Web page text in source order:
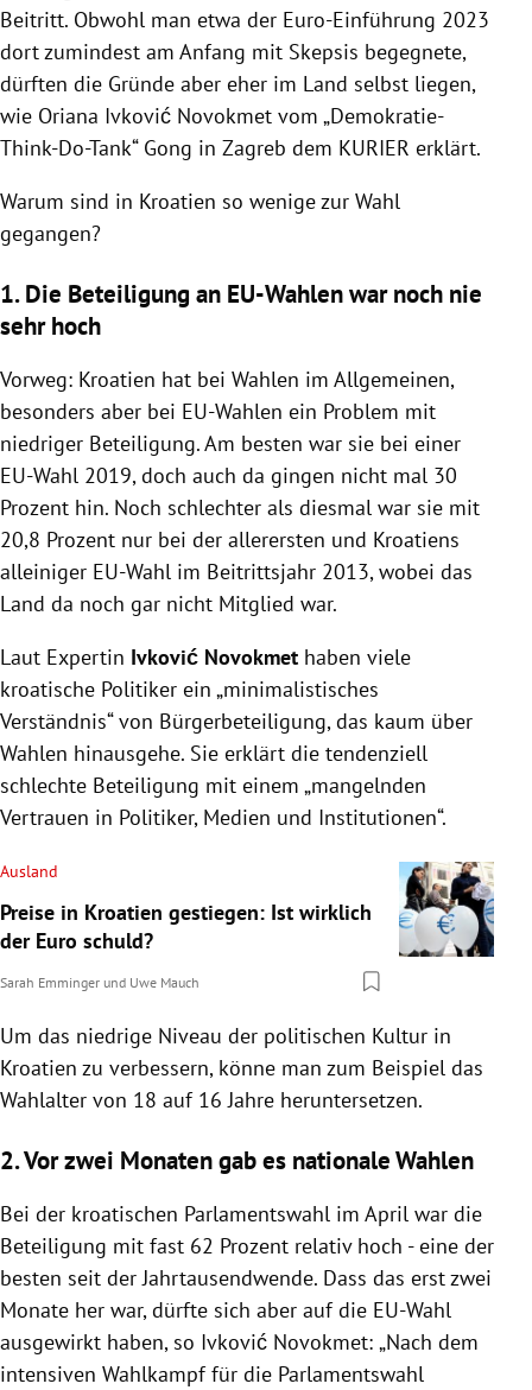
Beitritt. Obwohl man etwa der Euro-Einführung 2023
dort zumindest am Anfang mit Skepsis begegnete,
dürften die Gründe aber eher im Land selbst liegen,
wie Oriana Ivković Novokmet vom „Demokratie-
Think-Do-Tank“ Gong in Zagreb dem KURIER erklärt.
Warum sind in Kroatien so wenige zur Wahl
gegangen?
1. Die Beteiligung an EU-Wahlen war noch nie
sehr hoch
Vorweg: Kroatien hat bei Wahlen im Allgemeinen,
besonders aber bei EU-Wahlen ein Problem mit
niedriger Beteiligung. Am besten war sie bei einer
EU-Wahl 2019, doch auch da gingen nicht mal 30
Prozent hin. Noch schlechter als diesmal war sie mit
20,8 Prozent nur bei der allerersten und Kroatiens
alleiniger EU-Wahl im Beitrittsjahr 2013, wobei das
Land da noch gar nicht Mitglied war.
Laut Expertin Ivković Novokmet haben viele
kroatische Politiker ein „minimalistisches
Verständnis“ von Bürgerbeteiligung, das kaum über
Wahlen hinausgehe. Sie erklärt die tendenziell
schlechte Beteiligung mit einem „mangelnden
Vertrauen in Politiker, Medien und Institutionen“.
Ausland
Preise in Kroatien gestiegen: Ist wirklich
der Euro schuld?
Sarah Emminger und Uwe Mauch
Um das niedrige Niveau der politischen Kultur in
Kroatien zu verbessern, könne man zum Beispiel das
Wahlalter von 18 auf 16 Jahre heruntersetzen.
2. Vor zwei Monaten gab es nationale Wahlen
Bei der kroatischen Parlamentswahl im April war die
Beteiligung mit fast 62 Prozent relativ hoch - eine der
besten seit der Jahrtausendwende. Dass das erst zwei
Monate her war, dürfte sich aber auf die EU-Wahl
ausgewirkt haben, so Ivković Novokmet: „Nach dem
intensiven Wahlkampf für die Parlamentswahl